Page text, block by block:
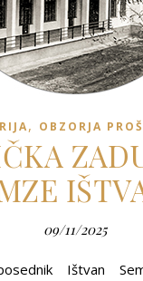
, OBZORJA
09/11/2025